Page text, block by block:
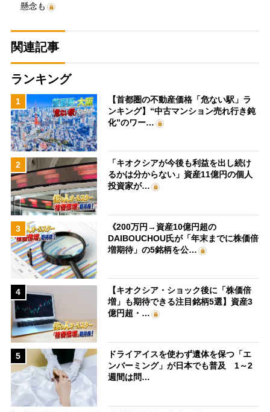
懸念も
関連記事
ランキング
1
【首都圏の不動産価格「危ない駅」ラ
ンキング】“中古マンション売れ行き鈍
化”のワー…
2
「キオクシアが今後も利益を出し続け
るかは分からない」資産11億円の個人
投資家が…
3
《200万円→資産10億円超の
DAIBOUCHOU氏が「年末までに株価倍
増期待」の5銘柄を公…
4
【キオクシア・ショック後に「株価倍
増」も期待できる注目銘柄5選】資産3
億円超・…
5
ドライアイスを使わず遺体を保つ「エ
ンバーミング」が日本でも普及 1～2
週間は問…